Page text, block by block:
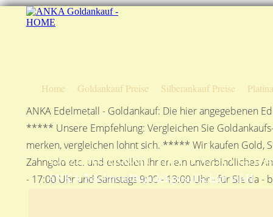
Home Goldankauf Preise Silberankauf Preise
ANKA Edelmetall - Goldankauf: Die hier angegebenen
***** Unsere Empfehlung: Vergleichen Sie
merken, vergleichen lohnt sich. ***** Wir kaufen Gold,
Zahngold etc. und erstellen Ihnen ein unverbindliches
- 17:00 Uhr und Samstags 9:00 - 13:00 Uhr - für Sie
Goldankauf per
ANKA Edelmetallhandelsgesellschaft mbH